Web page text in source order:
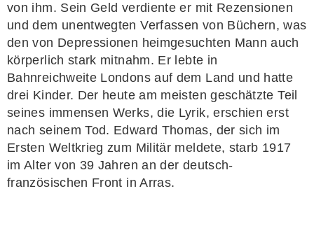
von ihm. Sein Geld verdiente er mit Rezensionen
und dem unentwegten Verfassen von Büchern, was
den von Depressionen heimgesuchten Mann auch
körperlich stark mitnahm. Er lebte in
Bahnreichweite Londons auf dem Land und hatte
drei Kinder. Der heute am meisten geschätzte Teil
seines immensen Werks, die Lyrik, erschien erst
nach seinem Tod. Edward Thomas, der sich im
Ersten Weltkrieg zum Militär meldete, starb 1917
im Alter von 39 Jahren an der deutsch-
französischen Front in Arras.